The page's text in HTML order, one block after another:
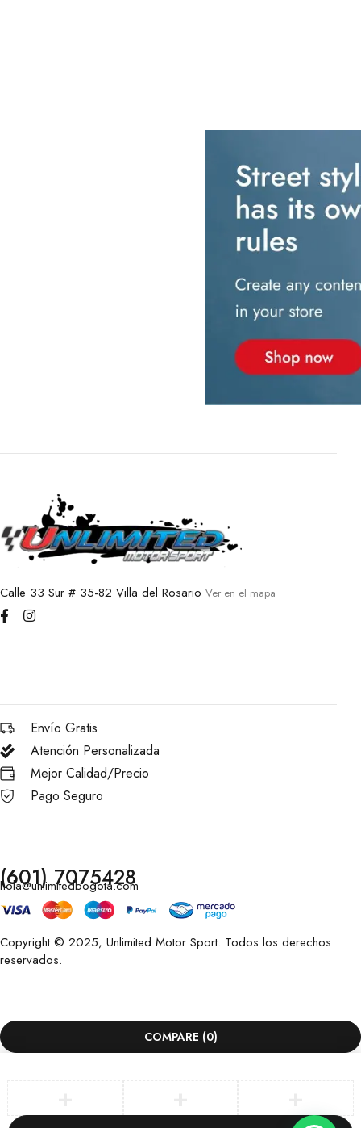
Calle 33 Sur # 35-82 Villa del Rosario Ver en el mapa
Envío Gratis
Atención Personalizada
Mejor Calidad/Precio
Pago Seguro
(601) 7075428
hola@unlimitedbogota.com
Copyright © 2025, Unlimited Motor Sport. Todos los derechos
reservados.
COMPARE (0)